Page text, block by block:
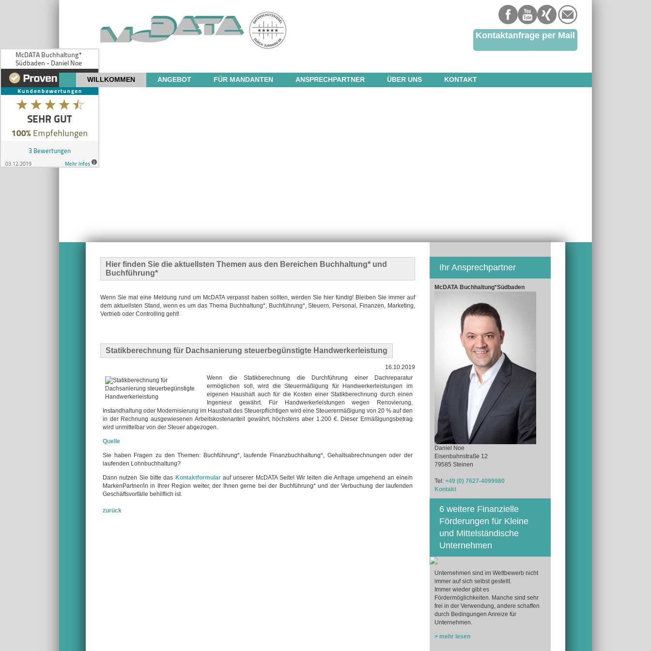
Kontaktanfrage per Mail
WILLKOMMEN ANGEBOT FÜR MANDANTEN ANSPRECHPARTNER ÜBER UNS KONTAKT
Hier finden Sie die aktuellsten Themen aus den Bereichen Buchhaltung* und
Buchführung*
Wenn Sie mal eine Meldung rund um McDATA verpasst haben sollten, werden Sie hier fündig! Bleiben Sie immer auf
dem aktuellsten Stand, wenn es um das Thema Buchhaltung*, Buchführung*, Steuern, Personal, Finanzen, Marketing,
Vertrieb oder Controlling geht!
Statikberechnung für Dachsanierung steuerbegünstigte Handwerkerleistung
16.10.2019
Wenn die Statikberechnung die Durchführung einer Dachreparatur
ermöglichen soll, wird die Steuermäßigung für Handwerkerleistungen im
eigenen Haushalt auch für die Kosten einer Statikberechnung durch einen
Ingenieur gewährt. Für Handwerkerleistungen wegen Renovierung,
Instandhaltung oder Modernisierung im Haushalt des Steuerpflichtigen wird eine Steuerermäßigung von 20 % auf den
in der Rechnung ausgewiesenen Arbeitskostenanteil gewährt, höchstens aber 1.200 €. Dieser Ermäßigungsbetrag
wird unmittelbar von der Steuer abgezogen.
Quelle
Sie haben Fragen zu den Themen: Buchführung*, laufende Finanzbuchhaltung*, Gehaltsabrechnungen oder der
laufenden Lohnbuchhaltung?
Dann nutzen Sie bitte das Kontaktformularauf unserer McDATA Seite! Wir leiten die Anfrage umgehend an eine/n
MarkenPartner/in in Ihrer Region weiter, der Ihnen gerne bei der Buchführung* und der Verbuchung der laufenden
Geschäftsvorfälle behilflich ist.
zurück
Ihr Ansprechpartner
McDATA Buchhaltung*Südbaden
Daniel Noe
Eisenbahnstraße 12
79585 Steinen
Tel: +49 (0) 7627-4099980
Kontakt
6 weitere Finanzielle
Förderungen für Kleine
und Mittelständische
Unternehmen
Unternehmen sind im Wettbewerb nicht
immer auf sich selbst gestellt.
Immer wieder gibt es
Fördermöglichkeiten. Manche sind sehr
frei in der Verwendung, andere schaffen
durch Bedingungen Anreize für
Unternehmen.
> mehr lesen